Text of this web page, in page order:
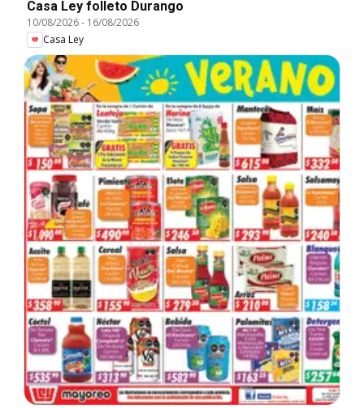
Casa Ley folleto Durango
10/08/2026- 16/08/2026
Casa Ley